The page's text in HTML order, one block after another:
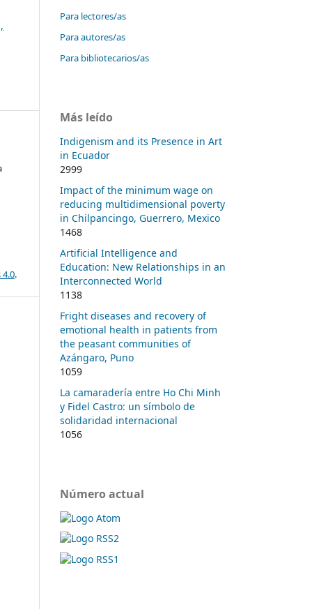
.
Para lectores/as
Para autores/as
Para bibliotecarios/as
Más leído
Indigenism and its Presence in Art
in Ecuador
2999
Impact of the minimum wage on
reducing multidimensional poverty
in Chilpancingo, Guerrero, Mexico
1468
Artificial Intelligence and
Education: New Relationships in an
Interconnected World
1138
Fright diseases and recovery of
emotional health in patients from
the peasant communities of
Azángaro, Puno
1059
La camaradería entre Ho Chi Minh
y Fidel Castro: un símbolo de
solidaridad internacional
1056
Número actual